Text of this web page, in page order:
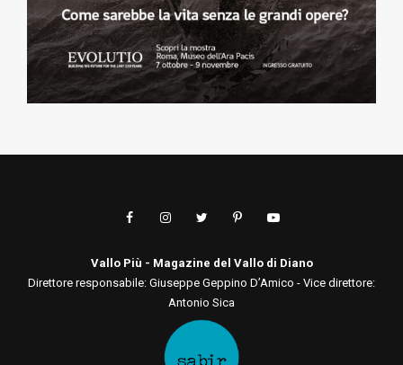
Vallo Più - Magazine del Vallo di Diano
Direttore responsabile: Giuseppe Geppino D’Amico - Vice direttore:
Antonio Sica